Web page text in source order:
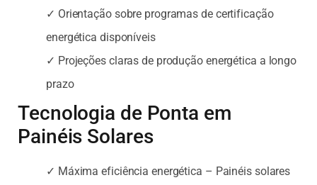
✓ Orientação sobre programas de certificação
energética disponíveis
✓ Projeções claras de produção energética a longo
prazo
Tecnologia de Ponta em
Painéis Solares
✓ Máxima eficiência energética – Painéis solares